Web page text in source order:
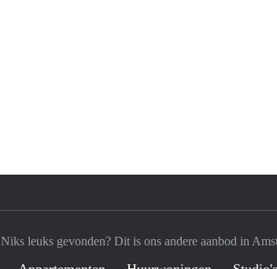
Niks leuks gevonden? Dit is ons andere aanbod in